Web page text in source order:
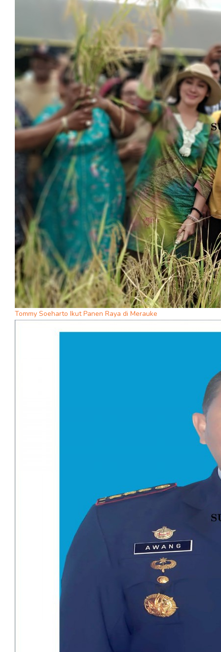
Tommy Soeharto Ikut Panen Raya di Merauke